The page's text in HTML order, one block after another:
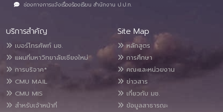
ช่องทางการแจ้งเรื่องร้องเรียน สำนักงาน ป.ป.ท.
บริการสำคัญ
เบอร์โทรศัพท์ มช.
แผนที่มหาวิทยาลัยเชียงใหม่
การบริจาค*
CMU MAIL
CMU MIS
สำหรับเจ้าหน้าที่
Site Map
หลักสูตร
การศึกษา
คณะและหน่วยงาน
ข่าวสาร
เกี่ยวกับ มช.
ข้อมูลสาธารณะ